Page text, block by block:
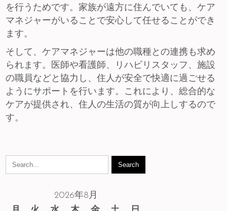
を行うためです。家族が遠方に住んでいても、ケア
マネジャーがいることで安心して任せることができ
ます。
そして、ケアマネジャーは他の職種との連携も求め
られます。医師や看護師、リハビリスタッフ、施設
の職員などと協力し、住人が安全で快適に過ごせる
ようにサポートを行います。これにより、総合的な
ケアが提供され、住人の生活の質が向上しするので
す。
2026年8月